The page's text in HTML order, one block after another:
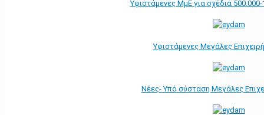
Υφιστάμενες ΜμΕ για σχέδια
Υφιστάμενες Μεγάλες
Νέες- Υπό σύσταση Μεγάλες